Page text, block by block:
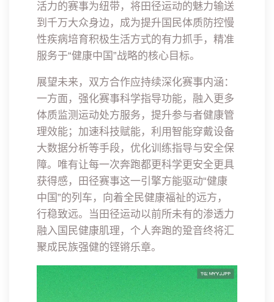
活力的赛事为纽带，将田径运动的魅力输送
到千万大众身边，成为提升国民体质防控慢
性疾病培育积极生活方式的有力抓手，精准
服务于“健康中国”战略的核心目标。
展望未来，双方合作应持续深化赛事内涵：
一方面，强化赛事科学指导功能，融入更多
体质监测运动处方服务，提升参与者健康管
理效能；加速科技赋能，利用智能穿戴设备
大数据分析等手段，优化训练指导与安全保
障。唯有让每一次奔跑都更科学更安全更具
获得感，田径赛事这一引擎方能驱动“健康
中国”的列车，向着全民健康福祉的远方，
行稳致远。当田径运动以前所未有的渗透力
融入国民健康肌理，个人奔跑的跫音终将汇
聚成民族强健的铿锵乐章。